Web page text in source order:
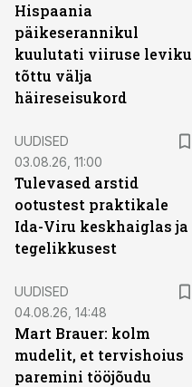
Hispaania
päikeserannikul
kuulutati viiruse leviku
tõttu välja
häireseisukord
UUDISED
03.08.26, 11:00
Tulevased arstid
ootustest praktikale
Ida-Viru keskhaiglas ja
tegelikkusest
UUDISED
04.08.26, 14:48
Mart Brauer: kolm
mudelit, et tervishoius
paremini tööjõudu